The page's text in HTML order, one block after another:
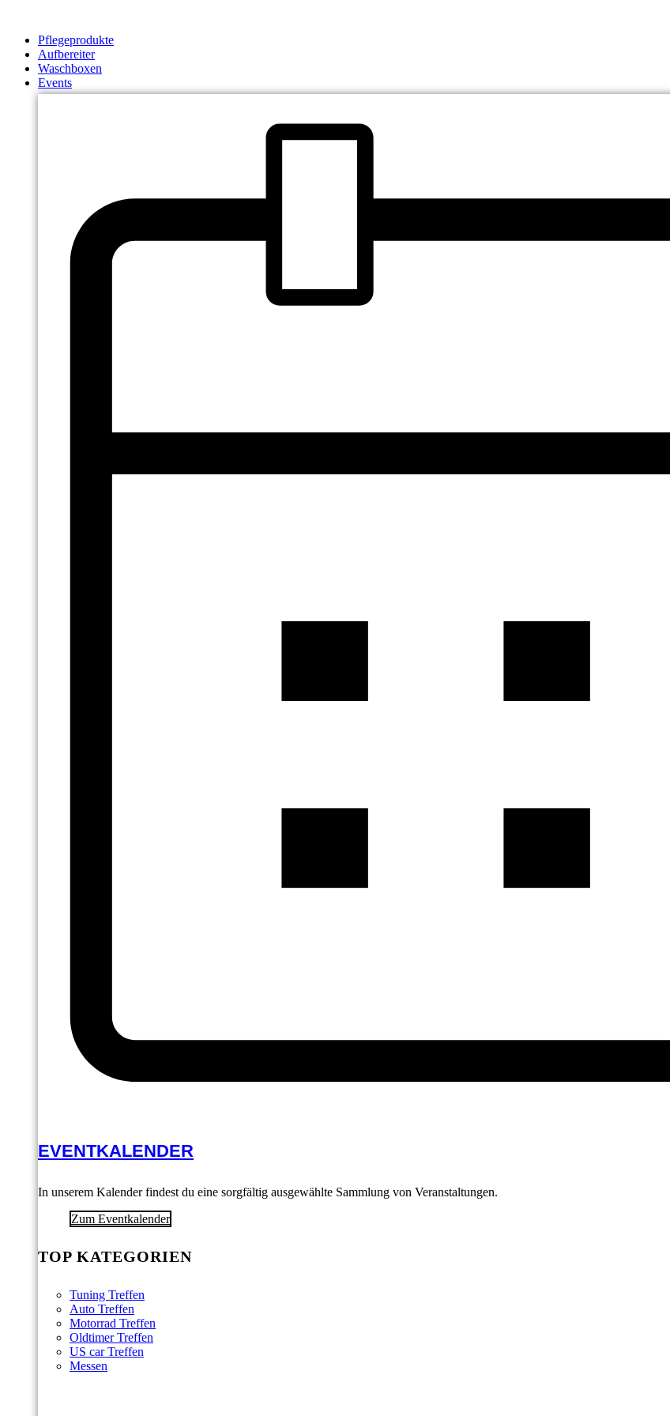
springenPflegeprodukte
Aufbereiter
Waschboxen
Events
EVENTKALENDER
In unserem Kalender findest du eine sorgfältig ausgewählte Sammlung von Veranstaltungen.
Zum Eventkalender
TOP KATEGORIEN
Tuning Treffen
Auto Treffen
Motorrad Treffen
Oldtimer Treffen
US car Treffen
Messen